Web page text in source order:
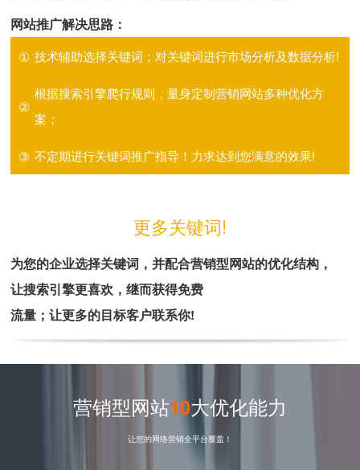
网站推广解决思路：
① 技术辅助选择关键词；对关键词进行市场分析及数据分析!
②
根据搜索引擎爬行规则，量身定制营销网站多种优化方
案；
③ 不定期进行关键词推广指导！力求达到您满意的效果!
更多关键词!
为您的企业选择关键词，并配合营销型网站的优化结构，
让搜索引擎更喜欢，继而获得免费
流量；让更多的目标客户联系你!
营销型网站10大优化能力
让您的网络营销全平台覆盖！